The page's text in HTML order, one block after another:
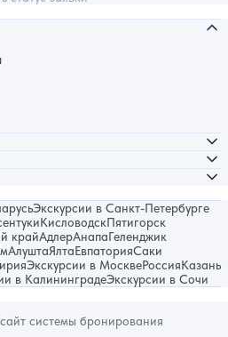
Экскурсии в Санкт-Петербурге
КисловодскПятигорск
крайАдлерАнапаГеленджик
АлуштаЯлтаЕвпаторияСаки
Экскурсии в МосквеРоссияКазань
в КалининградеЭкскурсии в Сочи
системы бронирования